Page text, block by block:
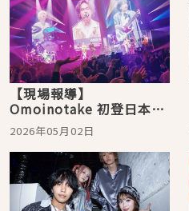
【現場報導】
Omoinotake 初登日本武
道館，跨越幾億光年迎來
滿場星光！最強盟友小笹
大輔驚喜登場
2026年05月02日